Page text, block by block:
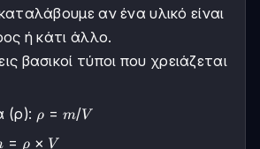
αν ένα υλικό είναι
ή κάτι άλλο.
βασικοί τύποι που χρειάζεται
(ρ): \rho=m/V
ρ = m/V
= ρ × V